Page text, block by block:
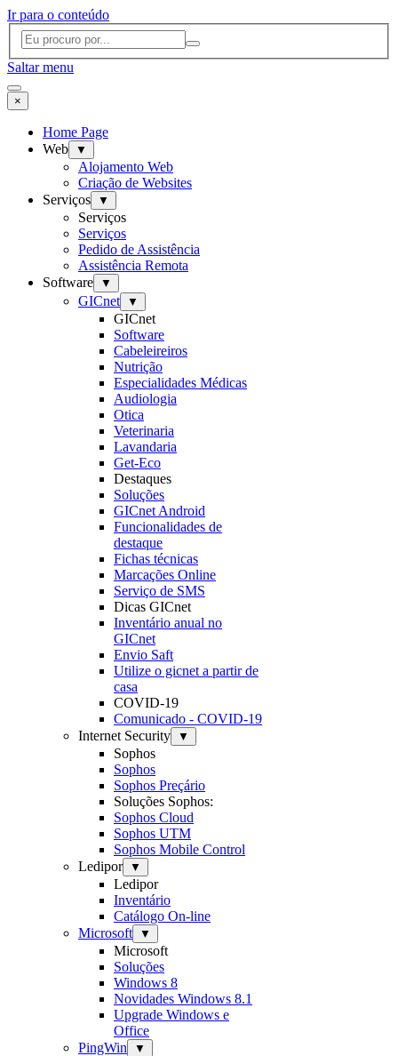
Ir para o conteúdo
Saltar menu
×
Home Page
Web
▼
Alojamento Web
Criação de Websites
Serviços
▼
Serviços
Serviços
Pedido de Assistência
Assistência Remota
Software
▼
GICnet ▼
GICnet
Software
Cabeleireiros
Nutrição
Especialidades Médicas
Audiologia
Otica
Veterinaria
Lavandaria
Get-Eco
Destaques
Soluções
GICnet Android
Funcionalidades de
destaque
Fichas técnicas
Marcações Online
Serviço de SMS
Dicas GICnet
Inventário anual no
GICnet
Envio Saft
Utilize o gicnet a partir de
casa
COVID-19
Comunicado - COVID-19
Internet Security
▼
Sophos
Sophos
Sophos Preçário
Soluções Sophos:
Sophos Cloud
Sophos UTM
Sophos Mobile Control
Ledipor
▼
Ledipor
Inventário
Catálogo On-line
Microsoft
▼
Microsoft
Soluções
Windows 8
Novidades Windows 8.1
Upgrade Windows e
Office
PingWin
▼